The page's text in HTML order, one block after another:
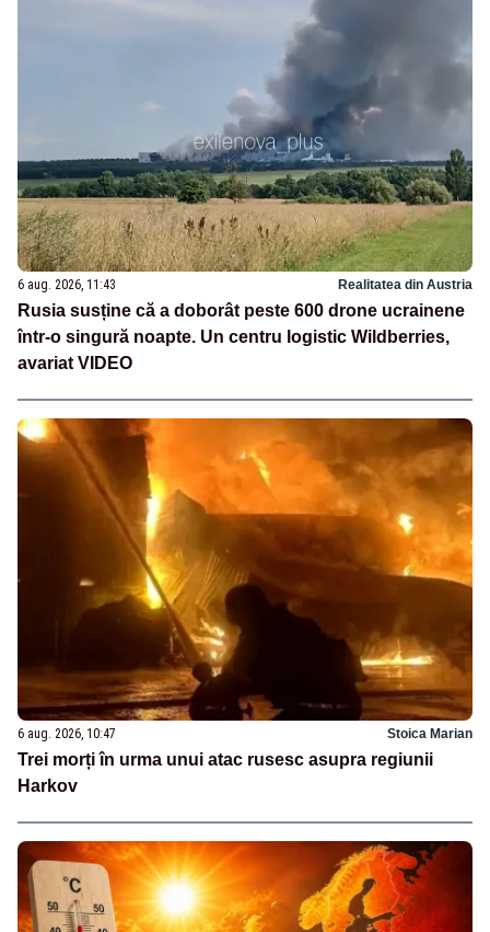
6 aug. 2026, 11:43 Realitatea din Austria
Rusia susține că a doborât peste 600 drone ucrainene
într-o singură noapte. Un centru logistic Wildberries,
avariat VIDEO
6 aug. 2026, 10:47 Stoica Marian
Trei morți în urma unui atac rusesc asupra regiunii
Harkov